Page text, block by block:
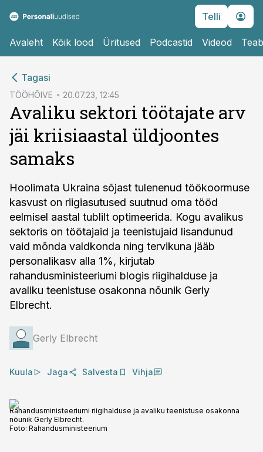
Telli
Avaleht Kõik lood Üritused Podcastid Videod
Tagasi
TÖÖHÕIVE 20.07.23, 12:45
Avaliku sektori töötajate arv
jäi kriisiaastal üldjoontes
samaks
Hoolimata Ukraina sõjast tulenenud töökoormuse
kasvust on riigiasutused suutnud oma tööd
eelmisel aastal tublilt optimeerida. Kogu avalikus
sektoris on töötajaid ja teenistujaid lisandunud
vaid mõnda valdkonda ning tervikuna jääb
personalikasv alla 1%, kirjutab
rahandusministeeriumi blogis riigihalduse ja
avaliku teenistuse osakonna nõunik Gerly
Elbrecht.
Gerly Elbrecht
Kuula Jaga Salvesta Vihja
Rahandusministeeriumi riigihalduse ja avaliku teenistuse osakonna
nõunik Gerly Elbrecht.
Foto: Rahandusministeerium